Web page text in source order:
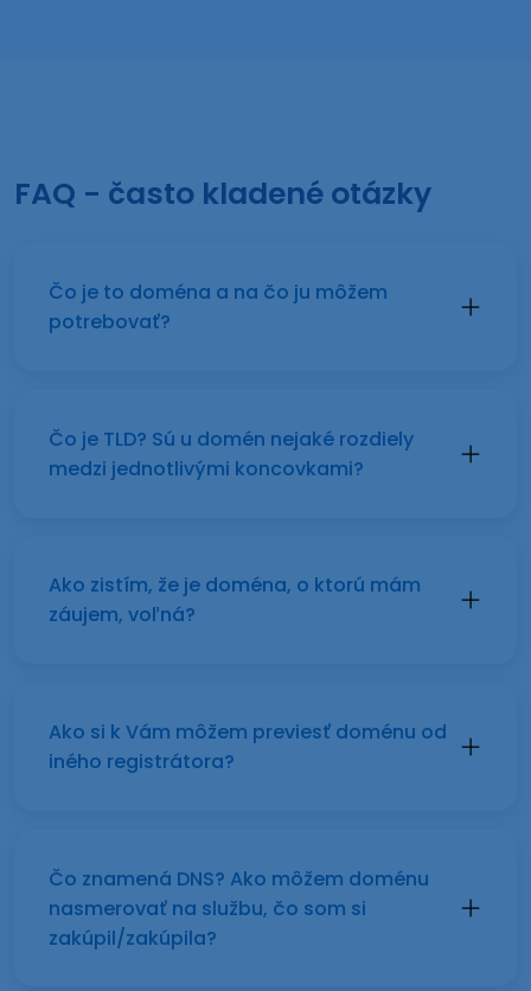
FAQ - často kladené otázky
Čo je to doména a na čo ju môžem
potrebovať?
Čo je TLD? Sú u domén nejaké rozdiely
medzi jednotlivými koncovkami?
Ako zistím, že je doména, o ktorú mám
záujem, voľná?
Ako si k Vám môžem previesť doménu od
iného registrátora?
Čo znamená DNS? Ako môžem doménu
nasmerovať na službu, čo som si
zakúpil/zakúpila?